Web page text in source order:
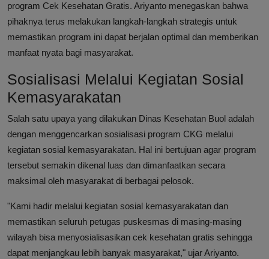
program Cek Kesehatan Gratis. Ariyanto menegaskan bahwa
pihaknya terus melakukan langkah-langkah strategis untuk
memastikan program ini dapat berjalan optimal dan memberikan
manfaat nyata bagi masyarakat.
Sosialisasi Melalui Kegiatan Sosial
Kemasyarakatan
Salah satu upaya yang dilakukan Dinas Kesehatan Buol adalah
dengan menggencarkan sosialisasi program CKG melalui
kegiatan sosial kemasyarakatan. Hal ini bertujuan agar program
tersebut semakin dikenal luas dan dimanfaatkan secara
maksimal oleh masyarakat di berbagai pelosok.
"Kami hadir melalui kegiatan sosial kemasyarakatan dan
memastikan seluruh petugas puskesmas di masing-masing
wilayah bisa menyosialisasikan cek kesehatan gratis sehingga
dapat menjangkau lebih banyak masyarakat," ujar Ariyanto.